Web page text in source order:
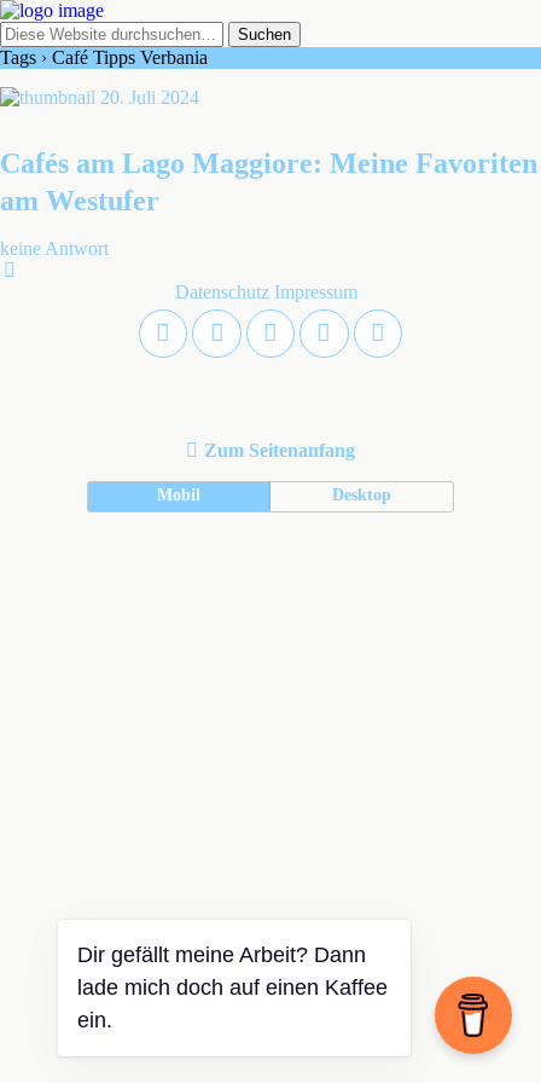
Tags › Café Tipps Verbania
20. Juli 2024
Cafés am Lago Maggiore: Meine Favoriten
am Westufer
keine Antwort
Datenschutz Impressum
Zum Seitenanfang
Mobil Desktop
Dir gefällt meine Arbeit? Dann
lade mich doch auf einen Kaffee
ein.